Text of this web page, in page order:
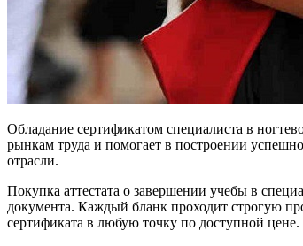
Обладание сертификатом специалиста в
рынкам труда и помогает в построении
отрасли.
Покупка аттестата о завершении учебы в
документа. Каждый бланк проходит строгую
сертификата в любую точку по доступной цене.